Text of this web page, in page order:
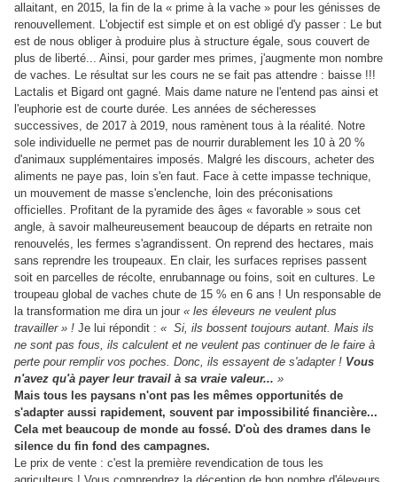
allaitant, en 2015, la fin de la « prime à la vache » pour les génisses de
renouvellement. L'objectif est simple et on est obligé d'y passer : Le but
est de nous obliger à produire plus à structure égale, sous couvert de
plus de liberté... Ainsi, pour garder mes primes, j'augmente mon nombre
de vaches. Le résultat sur les cours ne se fait pas attendre : baisse !!!
Lactalis et Bigard ont gagné. Mais dame nature ne l'entend pas ainsi et
l'euphorie est de courte durée. Les années de sécheresses
successives, de 2017 à 2019, nous ramènent tous à la réalité. Notre
sole individuelle ne permet pas de nourrir durablement les 10 à 20 %
d'animaux supplémentaires imposés. Malgré les discours, acheter des
aliments ne paye pas, loin s'en faut. Face à cette impasse technique,
un mouvement de masse s'enclenche, loin des préconisations
officielles. Profitant de la pyramide des âges « favorable » sous cet
angle, à savoir malheureusement beaucoup de départs en retraite non
renouvelés, les fermes s'agrandissent. On reprend des hectares, mais
sans reprendre les troupeaux. En clair, les surfaces reprises passent
soit en parcelles de récolte, enrubannage ou foins, soit en cultures. Le
troupeau global de vaches chute de 15 % en 6 ans ! Un responsable de
la transformation me dira un jour « les éleveurs ne veulent plus
travailler » ! Je lui répondit : « Si, ils bossent toujours autant. Mais ils
ne sont pas fous, ils calculent et ne veulent pas continuer de le faire à
perte pour remplir vos poches. Donc, ils essayent de s'adapter ! Vous
n'avez qu'à payer leur travail à sa vraie valeur... »
Mais tous les paysans n'ont pas les mêmes opportunités de
s'adapter aussi rapidement, souvent par impossibilité financière...
Cela met beaucoup de monde au fossé. D'où des drames dans le
silence du fin fond des campagnes.
Le prix de vente : c'est la première revendication de tous les